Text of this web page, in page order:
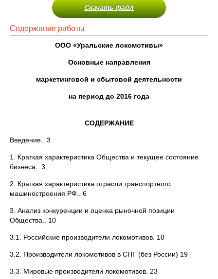
Скачать файл
Содержание работы
ООО «Уральские локомотивы»
Основные направления
маркетинговой и сбытовой деятельности
на период до 2016 года
СОДЕРЖАНИЕ
Введение.. 3
1. Краткая характеристика Общества и текущее состояние
бизнеса.. 3
2. Краткая характеристика отрасли транспортного
машиностроения РФ.. 6
3. Анализ конкуренции и оценка рыночной позиции
Общества.. 10
3.1. Российские производители локомотивов. 10
3.2. Производители локомотивов в СНГ (без России) 19
3.3. Мировые производители локомотивов. 23